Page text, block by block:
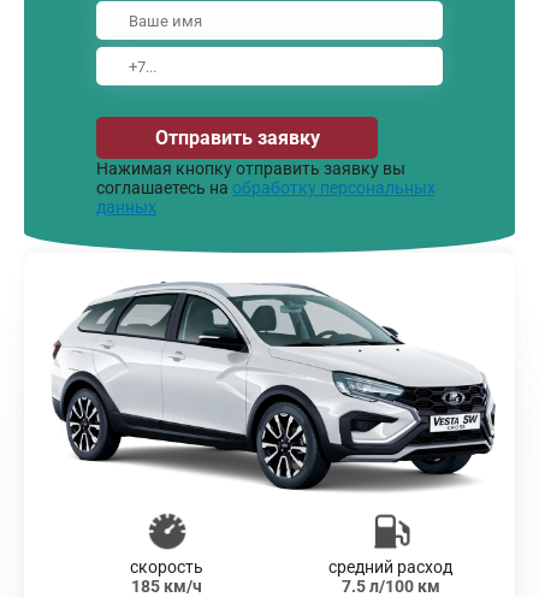
Отправить заявку
Нажимая кнопку отправить заявку вы
соглашаетесь на обработку персональных
данных
скорость
185 км/ч
средний расход
7.5 л/100 км